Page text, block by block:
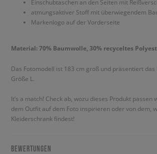
Einschubtaschen an den Seiten mit
atmungsaktiver Stoff mit überwiegendem
Markenlogo auf der Vorderseite
Material: 70% Baumwolle, 30% recyceltes
Das Fotomodell ist 183 cm groß und präsentiert das
Größe L.
It’s a match! Check ab, wozu dieses Produkt passen
dem Outfit auf dem Foto inspirieren oder von dem,
Kleiderschrank findest!
BEWERTUNGEN